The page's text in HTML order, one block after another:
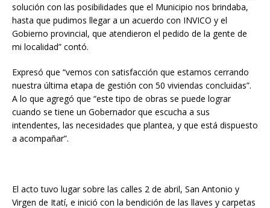
solución con las posibilidades que el Municipio nos brindaba,
hasta que pudimos llegar a un acuerdo con INVICO y el
Gobierno provincial, que atendieron el pedido de la gente de
mi localidad” contó.
Expresó que “vemos con satisfacción que estamos cerrando
nuestra última etapa de gestión con 50 viviendas concluidas”.
A lo que agregó que “este tipo de obras se puede lograr
cuando se tiene un Gobernador que escucha a sus
intendentes, las necesidades que plantea, y que está dispuesto
a acompañar”.
El acto tuvo lugar sobre las calles 2 de abril, San Antonio y
Virgen de Itatí, e inició con la bendición de las llaves y carpetas